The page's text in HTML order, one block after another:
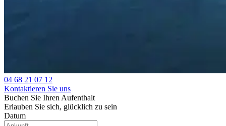
04 68 21 07 12
Kontaktieren Sie uns
Buchen Sie Ihren Aufenthalt
Erlauben Sie sich, glücklich zu sein
Datum